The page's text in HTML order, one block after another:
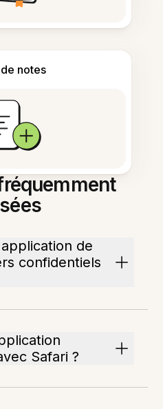
notes
de
confidentiels
Safari ?